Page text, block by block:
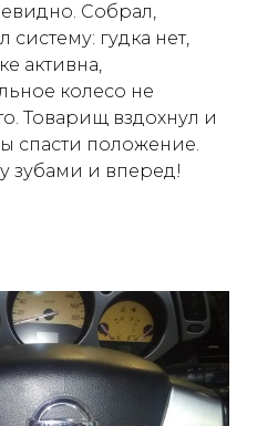
Собрал,
систему: гудка нет,
активна,
колесо не
Товарищ вздохнул и
спасти положение.
зубами и вперед!